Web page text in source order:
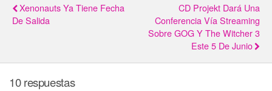
Xenonauts Ya Tiene Fecha
De Salida
CD Projekt Dará Una
Conferencia Vía Streaming
Sobre GOG Y The Witcher 3
Este 5 De Junio
10 respuestas